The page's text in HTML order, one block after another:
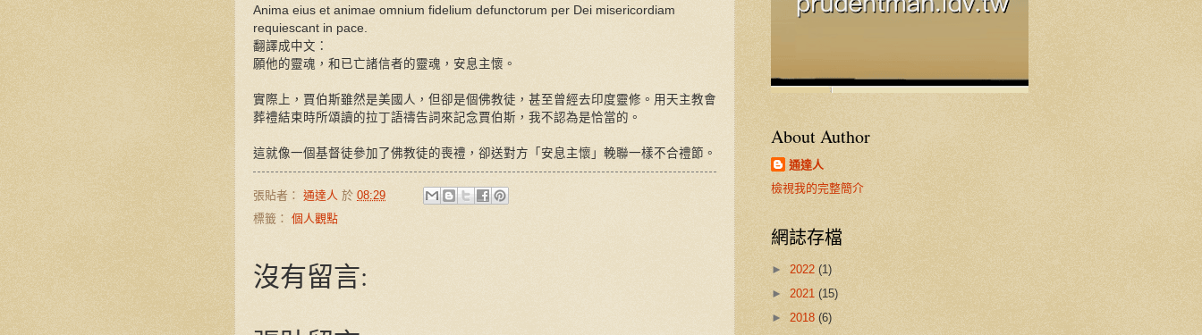
Anima eius et animae omnium fidelium defunctorum per Dei misericordiam
requiescant in pace.
翻譯成中文：
願他的靈魂，和已亡諸信者的靈魂，安息主懷。
實際上，賈伯斯雖然是美國人，但卻是個佛教徒，甚至曾經去印度靈修。用天主教會
葬禮結束時所頌讀的拉丁語禱告詞來記念賈伯斯，我不認為是恰當的。
這就像一個基督徒參加了佛教徒的喪禮，卻送對方「安息主懷」輓聯一樣不合禮節。
張貼者： 通達人 於 08:29
標籤： 個人觀點
沒有留言:
About Author
通達人
檢視我的完整簡介
網誌存檔
► 2022 (1)
► 2021 (15)
► 2018 (6)